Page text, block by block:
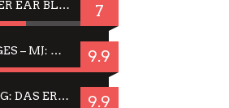
JBL TUNE 720BT: OVER EAR BLUETOOTH KOPFHÖRER UM DIE 50,-€ IM DAUER-TEST 7
WEGEN DES ERFOLGES – MJ: MICHAEL JACKSON MUSICAL IN EINER MATINEE SEHEN 9.9
JELLYFISH HAMBURG: DAS ERFOLGREICHE SOMMER-MENÜ 2025 IN GEFÜHLEN UND BILDERN 9.9